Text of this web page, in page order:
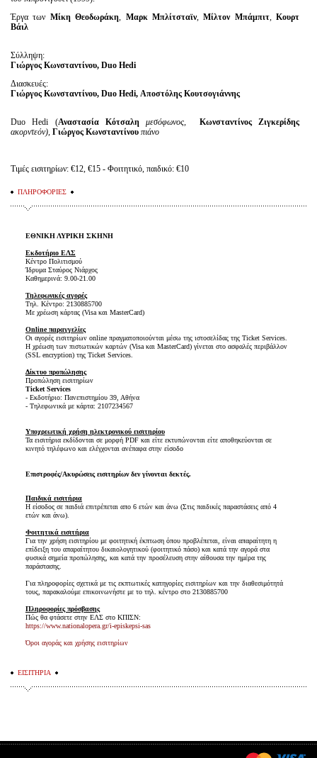
Έργα των Μίκη Θεοδωράκη, Μαρκ Μπλίτσταϊν,Μίλτον Μπάμπιτ, Κουρτ
Βάιλ
Σύλληψη:
Γιώργος Κωνσταντίνου, Duo Hedi
Διασκευές:
Γιώργος Κωνσταντίνου, Duo Hedi, Αποστόλης Κουτσογιάννης
Duo Hedi (Αναστασία Κότσαλη μεσόφωνος,
Κωνσταντίνος Ζιγκερίδης
ακορντεόν), Γιώργος Κωνσταντίνου πιάνο
Τιμές εισιτηρίων: €12, €15 - Φοιτητικό, παιδικό: €10
ΠΛΗΡΟΦΟΡΙΕΣ
ΕΘΝΙΚΗ ΛΥΡΙΚΗ ΣΚΗΝΗ
Εκδοτήριο ΕΛΣ
Κέντρο Πολιτισμού
Ίδρυμα Σταύρος Νιάρχος
Καθημερινά: 9.00-21.00
Τηλεφωνικές αγορές
Τηλ. Κέντρο: 2130885700
Με χρέωση κάρτας (Visa και MasterCard)
Online παραγγελίες
Οι αγορές εισιτηρίων online πραγματοποιούνται μέσω της ιστοσελίδας της Ticket Services.
Η χρέωση των πιστωτικών καρτών (Visa και MasterCard) γίνεται στο ασφαλές περιβάλλον
(SSL encryption) της Ticket Services.
Δίκτυο προπώλησης
Προπώληση εισιτηρίων
Ticket Services
- Εκδοτήριο: Πανεπιστημίου 39, Αθήνα
- Τηλεφωνικά με κάρτα: 2107234567
Υποχρεωτική χρήση ηλεκτρονικού εισιτηρίου
Τα εισιτήρια εκδίδονται σε μορφή PDF και είτε εκτυπώνονται είτε αποθηκεύονται σε
κινητό τηλέφωνο και ελέγχονται ανέπαφα στην είσοδο
Επιστροφές/Ακυρώσεις εισιτηρίων δεν γίνονται δεκτές.
Παιδικά εισιτήρια
Η είσοδος σε παιδιά επιτρέπεται απο 6 ετών και άνω (Στις παιδικές παραστάσεις από 4
ετών και άνω).
Φοιτητικά εισιτήρια
Για την χρήση εισιτηρίου με φοιτητική έκπτωση όπου προβλέπεται, είναι απαραίτητη η
επίδειξη του απαραίτητου δικαιολογητικού (φοιτητικό πάσο) και κατά την αγορά στα
φυσικά σημεία προπώλησης, και κατά την προσέλευση στην αίθουσα την ημέρα της
παράστασης.
Για πληροφορίες σχετικά με τις εκπτωτικές κατηγορίες εισιτηρίων και την διαθεσιμότητά
τους, παρακαλούμε επικοινωνήστε με το τηλ. κέντρο στο 2130885700
Πληροφορίες πρόσβασης
Πώς θα φτάσετε στην ΕΛΣ στο ΚΠΙΣΝ:
https://www.nationalopera.gr/i-episkepsi-sas
Όροι αγοράς και χρήσης εισιτηρίων
ΕΙΣΙΤΗΡΙΑ